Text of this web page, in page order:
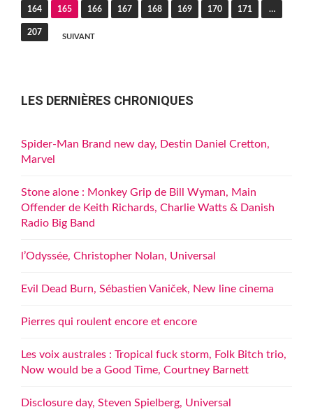
publications
164 165 166 167 168 169 170 171 …
207
SUIVANT
LES DERNIÈRES CHRONIQUES
Spider-Man Brand new day, Destin Daniel Cretton,
Marvel
Stone alone : Monkey Grip de Bill Wyman, Main
Offender de Keith Richards, Charlie Watts & Danish
Radio Big Band
l’Odyssée, Christopher Nolan, Universal
Evil Dead Burn, Sébastien Vaniček, New line cinema
Pierres qui roulent encore et encore
Les voix australes : Tropical fuck storm, Folk Bitch trio,
Now would be a Good Time, Courtney Barnett
Disclosure day, Steven Spielberg, Universal